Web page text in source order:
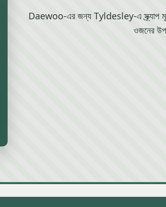
Daewoo-এর জন্য Tyldesley-এ স্ক্র্যাপ
ওজনের